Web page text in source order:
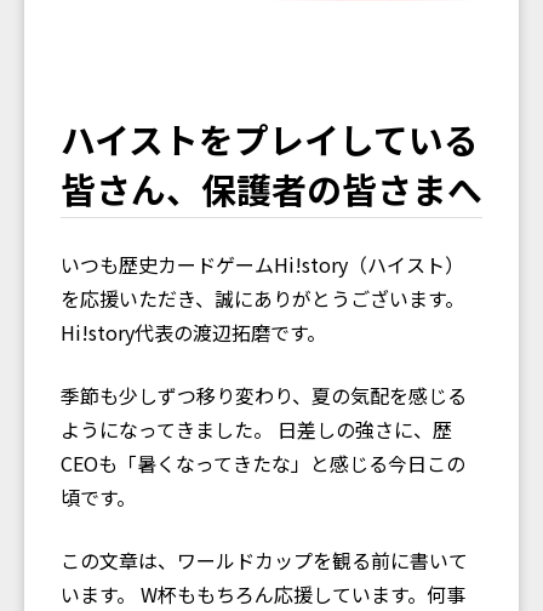
ハイストをプレイしている
皆さん、保護者の皆さまへ
いつも歴史カードゲームHi!story（ハイスト）
を応援いただき、誠にありがとうございます。
Hi!story代表の渡辺拓磨です。
季節も少しずつ移り変わり、夏の気配を感じる
ようになってきました。 日差しの強さに、歴
CEOも「暑くなってきたな」と感じる今日この
頃です。
この文章は、ワールドカップを観る前に書いて
います。 W杯ももちろん応援しています。何事